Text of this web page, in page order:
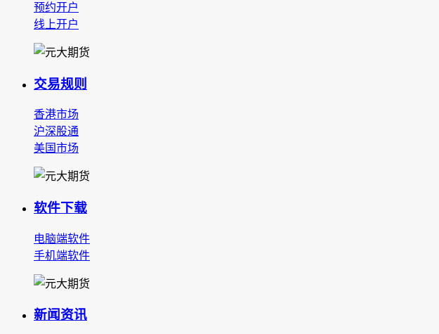
预约开户
线上开户
交易规则
香港市场
沪深股通
美国市场
软件下载
电脑端软件
手机端软件
新闻资讯